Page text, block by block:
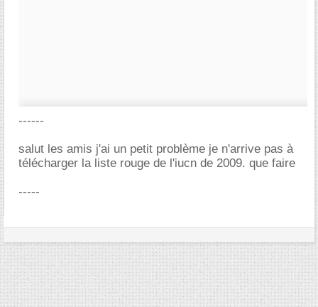
------
salut les amis j'ai un petit problème je n'arrive pas à
télécharger la liste rouge de l'iucn de 2009. que faire
-----